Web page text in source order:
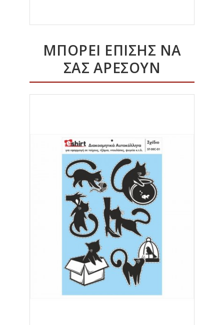
ΜΠΟΡΕΊ ΕΠΊΣΗΣ ΝΑ
ΣΑΣ ΑΡΈΣΟΥΝ